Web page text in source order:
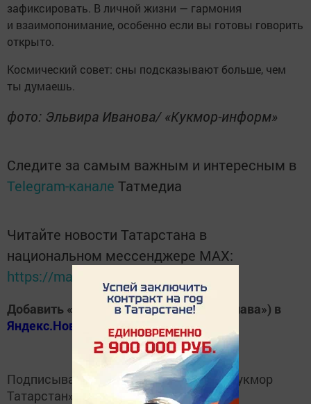
зафиксировать. В личной жизни — гармония
и взаимопонимание, особенно если вы готовы говорить
открыто.
Космический совет: сны подсказывают больше, чем
ты думаешь.
фото: Эльвира Иванова/ «Кукмор-информ»
Следите за самым важным и интересным в
Telegram-канале Татмедиа
Читайте новости Татарстана в
национальном мессенджере MАХ:
https://max.ru/tatmedia
Добавить «Хезмэт даны» («Трудовая слава») в
Яндекс.Новости
Подписывайтесь наTelegram-канал«Кукмор
Татарстан»